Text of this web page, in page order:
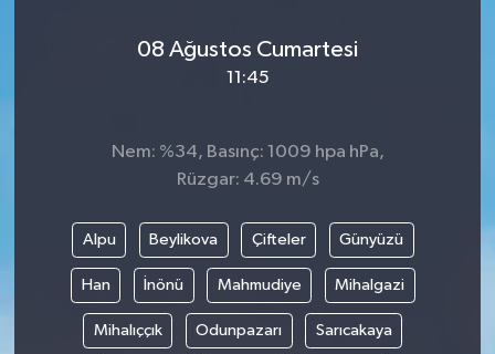
08 Ağustos Cumartesi
11:45
Nem: %34, Basınç: 1009 hpa hPa,
Rüzgar: 4.69 m/s
Alpu Beylikova Çifteler Günyüzü
Han İnönü Mahmudiye Mihalgazi
Mihalıççık Odunpazarı Sarıcakaya